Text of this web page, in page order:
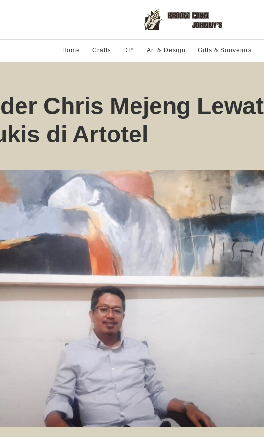
Home Crafts DIY Art & Design Gifts & Souvenirs
Chris Mejeng Lewat
di Artotel